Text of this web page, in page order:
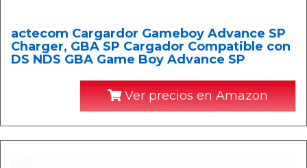
actecom Cargardor Gameboy Advance SP
Charger, GBA SP Cargador Compatible con
DS NDS GBA Game Boy Advance SP
Ver precios en Amazon